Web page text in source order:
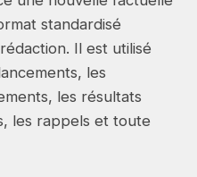
standardisé
Il est utilisé
les
les résultats
les rappels et toute